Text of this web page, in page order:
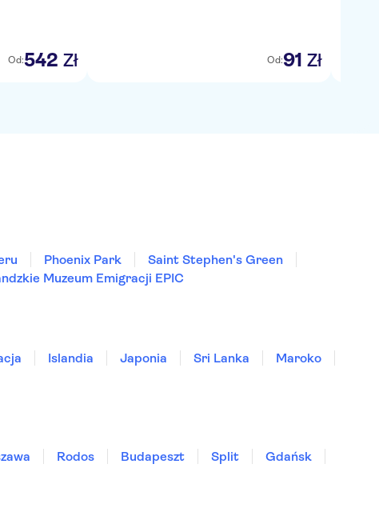
Od:542 Zł Od:91 Zł
Phoenix Park
Saint Stephen's Green
Muzeum Emigracji EPIC
Islandia Japonia Sri Lanka
Maroko
Rodos Budapeszt Split
Gdańsk